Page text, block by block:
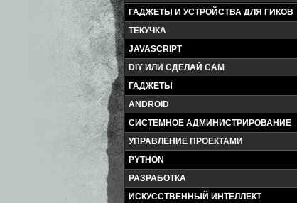
ГАДЖЕТЫ И УСТРОЙСТВА ДЛЯ ГИКОВ
ТЕКУЧКА
JAVASCRIPT
DIY ИЛИ СДЕЛАЙ САМ
ГАДЖЕТЫ
ANDROID
СИСТЕМНОЕ АДМИНИСТРИРОВАНИЕ
УПРАВЛЕНИЕ ПРОЕКТАМИ
PYTHON
РАЗРАБОТКА
ИСКУССТВЕННЫЙ ИНТЕЛЛЕКТ